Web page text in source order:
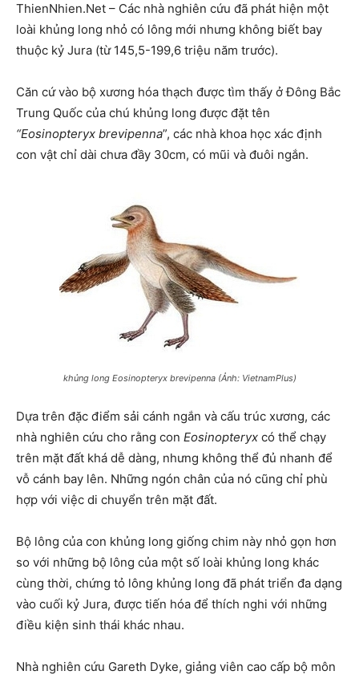
ThienNhien.Net – Các nhà nghiên cứu đã phát hiện một
loài khủng long nhỏ có lông mới nhưng không biết bay
thuộc kỷ Jura (từ 145,5-199,6 triệu năm trước).
Căn cứ vào bộ xương hóa thạch được tìm thấy ở Đông Bắc
Trung Quốc của chú khủng long được đặt tên
“Eosinopteryx brevipenna”, các nhà khoa học xác định
con vật chỉ dài chưa đầy 30cm, có mũi và đuôi ngắn.
khủng long Eosinopteryx brevipenna(Ảnh: VietnamPlus)
Dựa trên đặc điểm sải cánh ngắn và cấu trúc xương, các
nhà nghiên cứu cho rằng con Eosinopteryx có thể chạy
trên mặt đất khá dễ dàng, nhưng không thể đủ nhanh để
vỗ cánh bay lên. Những ngón chân của nó cũng chỉ phù
hợp với việc di chuyển trên mặt đất.
Bộ lông của con khủng long giống chim này nhỏ gọn hơn
so với những bộ lông của một số loài khủng long khác
cùng thời, chứng tỏ lông khủng long đã phát triển đa dạng
vào cuối kỷ Jura, được tiến hóa để thích nghi với những
điều kiện sinh thái khác nhau.
Nhà nghiên cứu Gareth Dyke, giảng viên cao cấp bộ môn